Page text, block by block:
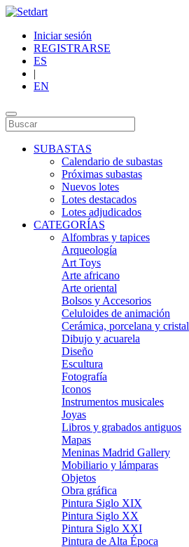
Iniciar sesión
REGISTRARSE
ES
|
EN
SUBASTAS
Calendario de subastas
Próximas subastas
Nuevos lotes
Lotes destacados
Lotes adjudicados
CATEGORÍAS
Alfombras y tapices
Arqueología
Art Toys
Arte africano
Arte oriental
Bolsos y Accesorios
Celuloides de animación
Cerámica, porcelana y cristal
Dibujo y acuarela
Diseño
Escultura
Fotografía
Iconos
Instrumentos musicales
Joyas
Libros y grabados antiguos
Mapas
Meninas Madrid Gallery
Mobiliario y lámparas
Objetos
Obra gráfica
Pintura Siglo XIX
Pintura Siglo XX
Pintura Siglo XXI
Pintura de Alta Época